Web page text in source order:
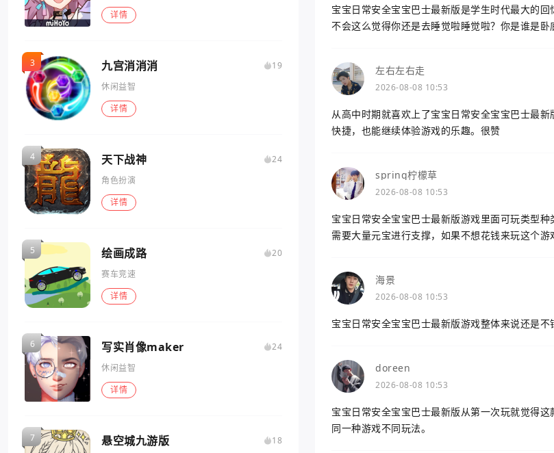
详情
九宫消消消
19
休闲益智
详情
天下战神
24
角色扮演
详情
绘画成路
20
赛车竞速
详情
写实肖像maker
24
休闲益智
详情
悬空城九游版
18
宝宝日常安全宝宝巴士最新版是学生时代最大的
不会这么觉得你还是去睡觉啦睡觉啦？你是谁是卧
左右左右走
2026-08-08 10:53
从高中时期就喜欢上了宝宝日常安全宝宝巴士最
快捷，也能继续体验游戏的乐趣。很赞
spring柠檬草
2026-08-08 10:53
宝宝日常安全宝宝巴士最新版游戏里面可玩类型
需要大量元宝进行支撑，如果不想花钱来玩这个游
海景
2026-08-08 10:53
宝宝日常安全宝宝巴士最新版游戏整体来说还是不
doreen
2026-08-08 10:53
宝宝日常安全宝宝巴士最新版从第一次玩就觉得
同一种游戏不同玩法。